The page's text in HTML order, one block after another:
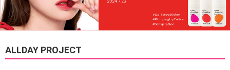
ALLDAY PROJECT